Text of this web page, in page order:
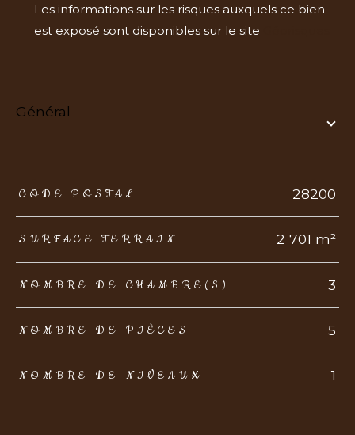
Les informations sur les risques auxquels ce bien
est exposé sont disponibles sur le site
général
TRAD_ZEPHYR_Caracteristique TRAD_ZEPHYR_Valeurs
CODE POSTAL 28200
SURFACE TERRAIN 2 701 m²
NOMBRE DE CHAMBRE(S) 3
NOMBRE DE PIÈCES 5
NOMBRE DE NIVEAUX 1